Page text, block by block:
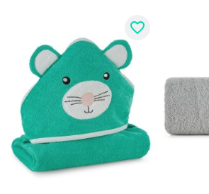
favorite_border